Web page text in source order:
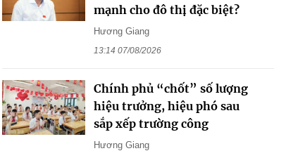
mạnh cho đô thị đặc biệt?
Hương Giang
13:14 07/08/2026
Chính phủ “chốt” số lượng
hiệu trưởng, hiệu phó sau
sắp xếp trường công
Hương Giang